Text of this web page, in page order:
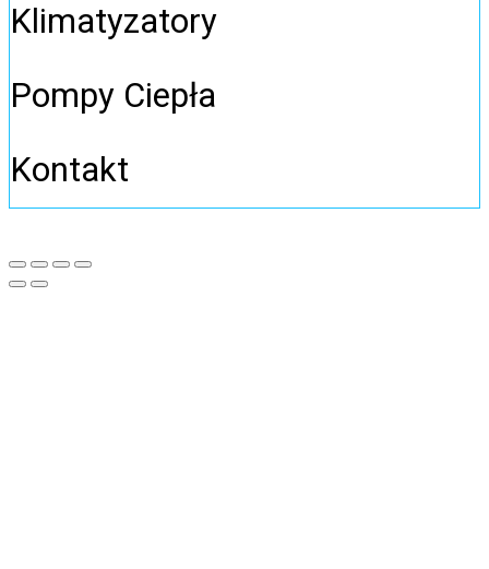
Klimatyzatory
Pompy Ciepła
Kontakt